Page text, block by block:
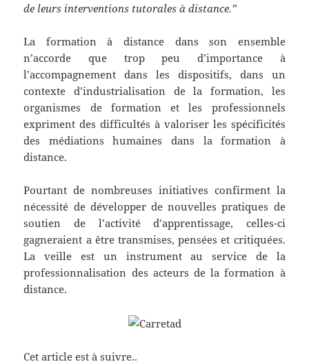
de leurs interventions tutorales à distance.”
La formation à distance dans son ensemble
n’accorde que trop peu d’importance à
l’accompagnement dans les dispositifs, dans un
contexte d’industrialisation de la formation, les
organismes de formation et les professionnels
expriment des difficultés à valoriser les spécificités
des médiations humaines dans la formation à
distance.
Pourtant de nombreuses initiatives confirment la
nécessité de développer de nouvelles pratiques de
soutien de l’activité d’apprentissage, celles-ci
gagneraient a être transmises, pensées et critiquées.
La veille est un instrument au service de la
professionnalisation des acteurs de la formation à
distance.
Cet article est à suivre..